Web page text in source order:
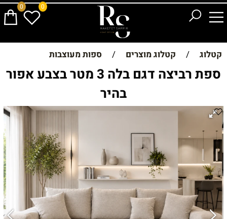
0 0
קטלוג / קטלוג מוצרים / ספות מעוצבות
ספת רביצה דגם בלה 3 מטר בצבע אפור
בהיר